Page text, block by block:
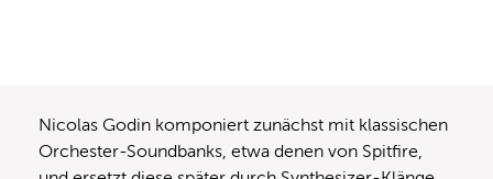
Nicolas Godin komponiert zunächst mit klassischen
Orchester-Soundbanks, etwa denen von Spitfire,